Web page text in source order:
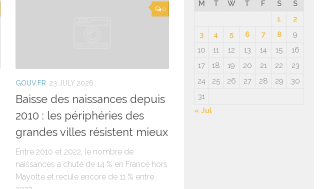
0
GOUV.FR 23 JULY 2026
Baisse des naissances depuis
2010 : les périphéries des
grandes villes résistent mieux
Entre 2010 et 2022, le nombre de
naissances a chuté de 14 % en France hors
Mayotte et recule encore de 11 % entre
M T W T F S
S
1
2
3
4 5 6 7 8
9
10
11 12 13 14 15
16
17
18 19 20 21 22
23
24
25 26 27 28 29
30
31
« Jul